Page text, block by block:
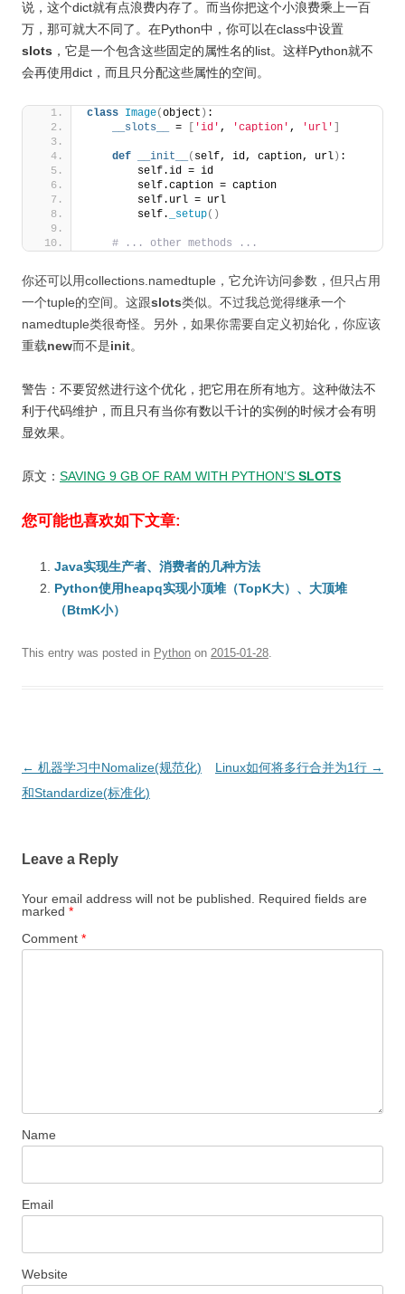
说，这个dict就有点浪费内存了。而当你把这个小浪费乘上一百
万，那可就大不同了。在Python中，你可以在class中设置
slots ，它是一个包含这些固定的属性名的list。这样Python就不
会再使用dict，而且只分配这些属性的空间。
class Image(object ) :
__slots__
= 'id' , 'caption' , 'url'
def __init__ ( self, id, caption, url ) :
        self.id = id
        self.caption = caption
        self.url = url
        self.
_setup()
# ... other methods ...
你还可以用collections.namedtuple，它允许访问参数，但只占用
一个tuple的空间。这跟slots类似。不过我总觉得继承一个
namedtuple类很奇怪。另外，如果你需要自定义初始化，你应该
重载new而不是init。
警告：不要贸然进行这个优化，把它用在所有地方。这种做法不
利于代码维护，而且只有当你有数以千计的实例的时候才会有明
显效果。
原文： SAVING 9 GB OF RAM WITH PYTHON’S SLOTS
您可能也喜欢如下文章:
Java实现生产者、消费者的几种方法
Python使用heapq实现小顶堆（TopK大）、大顶堆
（BtmK小）
This entry was posted in Python on 2015-01-28.
Post
navigation
← 机器学习中Nomalize(规范化)
和Standardize(标准化)
Linux如何将多行合并为1行 →
Leave a Reply
Your email address will not be published.
Required fields are
marked *
Comment *
Name
Email
Website